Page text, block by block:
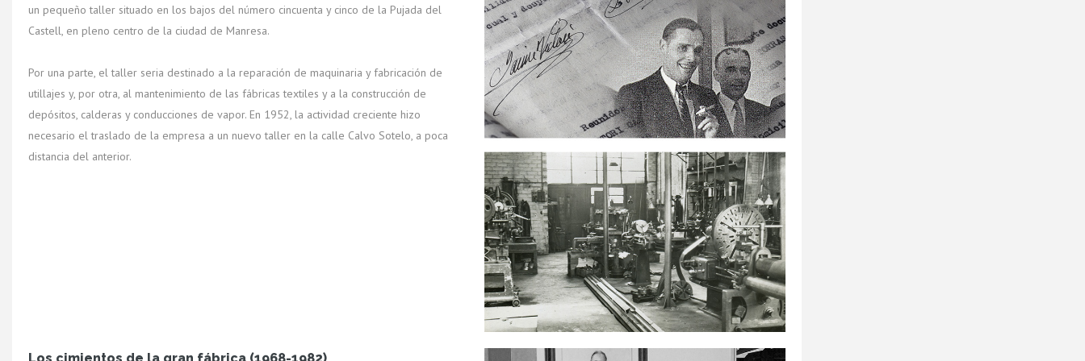
un pequeño taller situado en los bajos del número cincuenta y cinco de la Pujada del
Castell, en pleno centro de la ciudad de Manresa.
Por una parte, el taller seria destinado a la reparación de maquinaria y fabricación de
utillajes y, por otra, al mantenimiento de las fábricas textiles y a la construcción de
depósitos, calderas y conducciones de vapor. En 1952, la actividad creciente hizo
necesario el traslado de la empresa a un nuevo taller en la calle Calvo Sotelo, a poca
distancia del anterior.